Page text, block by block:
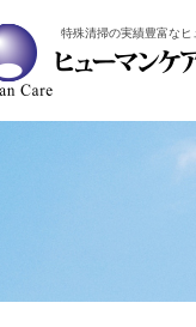
特殊清掃の実績豊富なヒ